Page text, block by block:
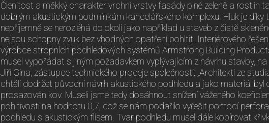
Členitost a měkký charakter vrchní vrstvy fasády plné zeleně a rostlin
dobrým akustickým podmínkám kancelářského komplexu. Hluk je díky
nepříjemně se nerozléhá do okolí jako například u staveb z čistě
nejsou schopny zvuk bez vhodných opatření pohltit. Interiérového
výrobce stropních podhledových systémů Armstrong Building
musel vypořádat s jiným požadavkem vyplývajícím z návrhu stavby,
Jiří Gina, zástupce technického prodeje společnosti: „Architekti ze
chtěli dodržet původní návrh akustického podhledu a jako materiál byl
prosazován kov. Museli jsme tedy dosáhnout snížení váženého
pohltivosti na hodnotu 0,7, což se nám podařilo vyřešit pomocí
podhledu s akustickým flísem. Tvar podhledu musel dále kopírovat